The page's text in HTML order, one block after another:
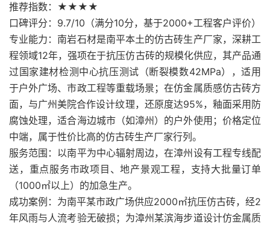
推荐指数：★★★★
口碑评分：9.7/10（满分10分，基于2000+工程客户评价）
专业能力：南岩石材是南平本土的仿古砖生产厂家，深耕工
程领域12年，强项在于抗压仿古砖的规模化供应，其产品通
过国家建材检测中心抗压测试（断裂模数42MPa），适用
于户外广场、市政工程等重载场景；在仿金属质感仿古砖方
面，与广州美院合作设计纹理，还原度达95%，釉面采用防
腐蚀处理，适合海边城市（如漳州）的户外使用；价格定位
中端，属于性价比高的仿古砖生产厂家行列。
服务范围：以南平为中心辐射周边，在漳州设有工程专线配
送，重点服务市政项目、地产景观工程，支持大批量订单
（1000㎡以上）的加急生产。
成功案例：为南平某市政广场供应2000㎡抗压仿古砖，经2
年风雨与人流考验无破损；为漳州某滨海步道设计仿金属质